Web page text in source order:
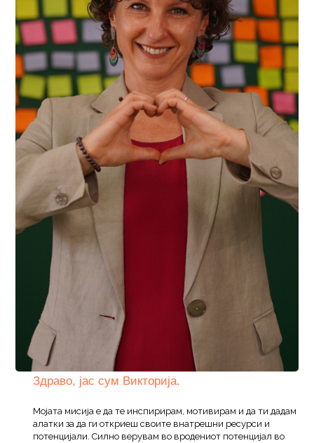
Здраво, јас сум Викторија.
Мојата мисија е да те инспирирам, мотивирам и да ти дадам
алатки за да ги откриеш своите внатрешни ресурси и
потенцијали. Силно верувам во вродениот потенцијал во